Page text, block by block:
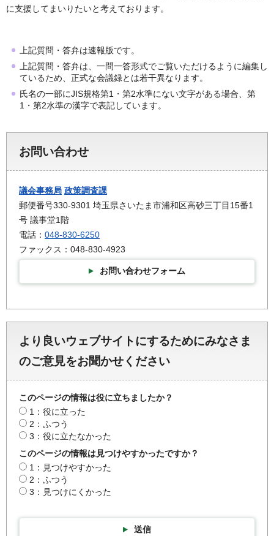
に支援してまいりたいと考えております。
上記質問・答弁は速報版です。
上記質問・答弁は、一問一答形式でご覧いただけるように編集し
ているため、正式な会議録とは若干異なります。
氏名の一部にJIS規格第1・第2水準にない文字がある場合、第
1・第2水準の漢字で表記しています。
お問い合わせ
議会事務局 政策調査課
郵便番号330-9301 埼玉県さいたま市浦和区高砂三丁目15番1
号 議事堂1階
電話： 048-830-6250
ファックス：048-830-4923
お問い合わせフォーム
より良いウェブサイトにするためにみなさま
のご意見をお聞かせください
このページの情報は役に立ちましたか？
1：役に立った
2：ふつう
3：役に立たなかった
このページの情報は見つけやすかったですか？
1：見つけやすかった
2：ふつう
3：見つけにくかった
送信